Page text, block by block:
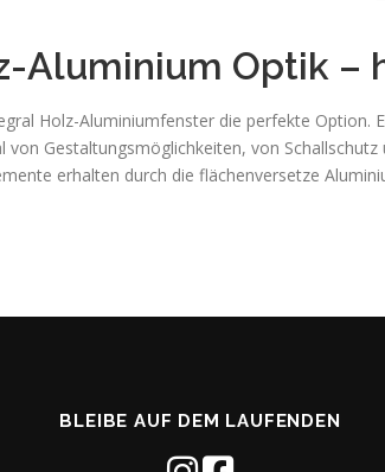
Aluminium Optik –
Holz-Aluminiumfenster die perfekte Option.
Gestaltungsmöglichkeiten, von
erhalten durch die flächenversetze
BLEIBE AUF DEM LAUFENDEN